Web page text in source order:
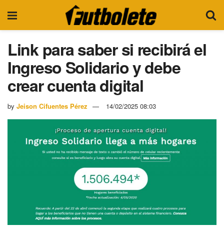
Link para saber si recibirá el
Ingreso Solidario y debe
crear cuenta digital
by Jeison Cifuentes Pérez 14/02/2025 08:03